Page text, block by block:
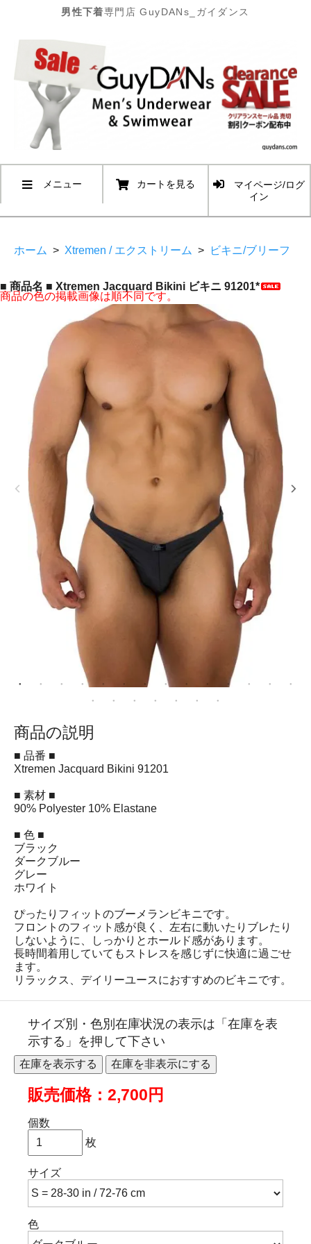
男性下着専門店 GuyDANs_ガイダンス
メニュー カートを見る
マイページ/ログ
イン
ホーム > Xtremen / エクストリーム > ビキニ/ブリーフ
■ 商品名 ■ Xtremen Jacquard Bikini ビキニ 91201*
商品の色の掲載画像は順不同です。
商品の説明
■ 品番 ■
Xtremen Jacquard Bikini 91201
■ 素材 ■
90% Polyester 10% Elastane
■ 色 ■
ブラック
ダークブルー
グレー
ホワイト
ぴったりフィットのブーメランビキニです。
フロントのフィット感が良く、左右に動いたりブレたり
しないように、しっかりとホールド感があります。
長時間着用していてもストレスを感じずに快適に過ごせ
ます。
リラックス、デイリーユースにおすすめのビキニです。
サイズ別・色別在庫状況の表示は「在庫を表
示する」を押して下さい
販売価格：2,700円
個数
枚
サイズ
色